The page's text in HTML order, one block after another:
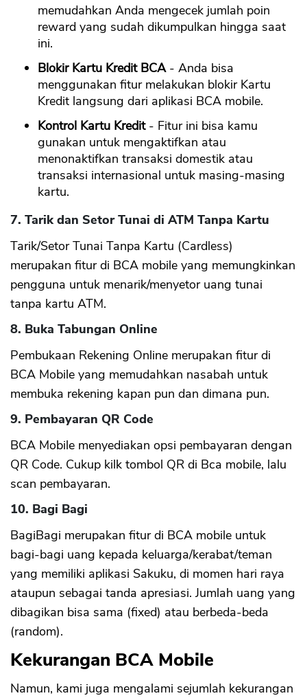
memudahkan Anda mengecek jumlah poin
reward yang sudah dikumpulkan hingga saat
ini.
Blokir Kartu Kredit BCA- Anda bisa
menggunakan fitur melakukan blokir Kartu
Kredit langsung dari aplikasi BCA mobile.
Kontrol Kartu Kredit- Fitur ini bisa kamu
gunakan untuk mengaktifkan atau
menonaktifkan transaksi domestik atau
transaksi internasional untuk masing-masing
kartu.
7. Tarik dan Setor Tunai di ATM Tanpa Kartu
Tarik/Setor Tunai Tanpa Kartu (Cardless)
merupakan fitur di BCA mobile yang memungkinkan
pengguna untuk menarik/menyetor uang tunai
tanpa kartu ATM.
8. Buka Tabungan Online
Pembukaan Rekening Online merupakan fitur di
BCA Mobile yang memudahkan nasabah untuk
membuka rekening kapan pun dan dimana pun.
9. Pembayaran QR Code
BCA Mobile menyediakan opsi pembayaran dengan
QR Code. Cukup kilk tombol QR di Bca mobile, lalu
scan pembayaran.
10. Bagi Bagi
BagiBagi merupakan fitur di BCA mobile untuk
bagi-bagi uang kepada keluarga/kerabat/teman
yang memiliki aplikasi Sakuku, di momen hari raya
ataupun sebagai tanda apresiasi. Jumlah uang yang
dibagikan bisa sama (fixed) atau berbeda-beda
(random).
Kekurangan BCA Mobile
Namun, kami juga mengalami sejumlah kekurangan